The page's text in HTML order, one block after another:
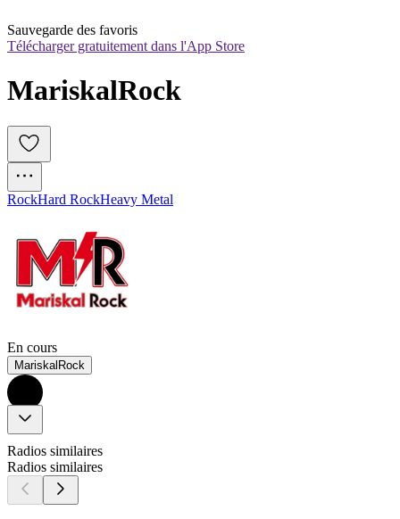
Sauvegarde des favoris
Télécharger gratuitement dans l'App Store
MariskalRock
RockHard RockHeavy Metal
En cours
MariskalRock
Radios similaires
Radios similaires